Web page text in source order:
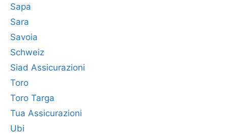
Sapa
Sara
Savoia
Schweiz
Siad Assicurazioni
Toro
Toro Targa
Tua Assicurazioni
Ubi